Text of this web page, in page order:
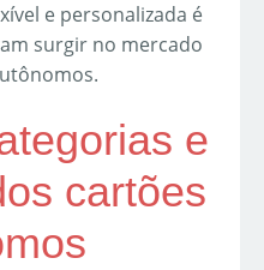
e personalizada é
surgir no mercado
e
cartões